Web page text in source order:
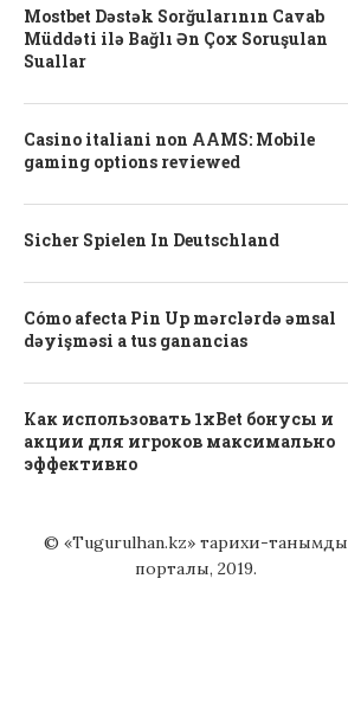
Mostbet Dəstək Sorğularının Cavab
Müddəti ilə Bağlı Ən Çox Soruşulan
Suallar
Casino italiani non AAMS: Mobile
gaming options reviewed
Sicher Spielen In Deutschland
Cómo afecta Pin Up mərclərdə əmsal
dəyişməsi a tus ganancias
Как использовать 1xBet бонусы и
акции для игроков максимально
эффективно
© «Tugurulhan.kz» тарихи-танымдық
порталы, 2019.